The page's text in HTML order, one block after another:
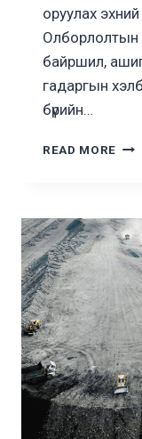
оруулах
Олборлолтын
байршил,
гадаргын
бүрийн…
READ MORE